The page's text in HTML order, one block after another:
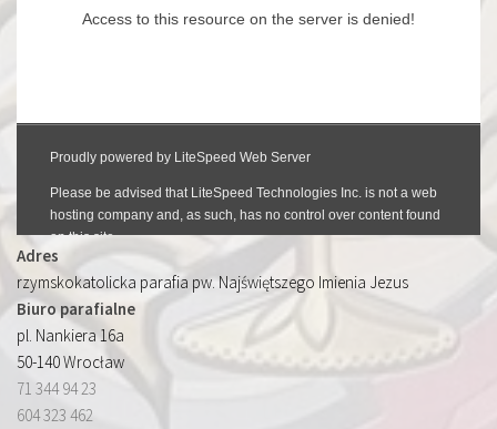
Adres
rzymskokatolicka parafia pw. Najświętszego Imienia Jezus
Biuro parafialne
pl. Nankiera 16a
50-140 Wrocław
71 344 94 23
604 323 462